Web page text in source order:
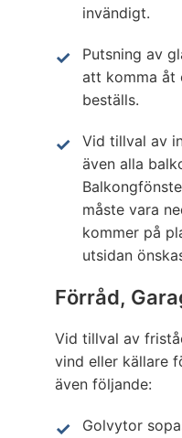
invändigt.
Putsning av
att komma åt
beställs.
Vid tillval av
även alla
måste vara
kommer på
utsidan
Förråd,
Vid tillval av
vind eller källare
även följande:
Golvytor